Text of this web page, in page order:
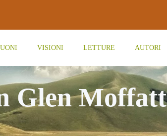
VISIONI LETTURE AUTORI
Glen Moffatt